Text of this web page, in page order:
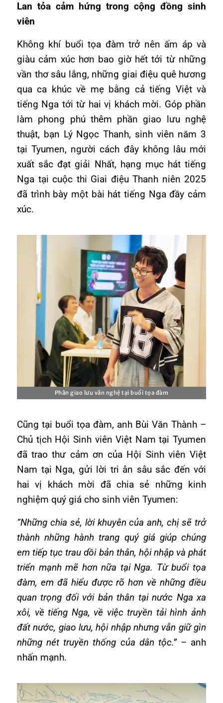
Lan tỏa cảm hứng trong cộng đồng sinh
viên
Không khí buổi tọa đàm trở nên ấm áp và
giàu cảm xúc hơn bao giờ hết tới từ những
vần thơ sâu lắng, những giai điệu quê hương
qua ca khúc về mẹ bằng cả tiếng Việt và
tiếng Nga tới từ hai vị khách mời. Góp phần
làm phong phú thêm phần giao lưu nghệ
thuật, bạn Lý Ngọc Thanh, sinh viên năm 3
tại Tyumen, người cách đây không lâu mới
xuất sắc đạt giải Nhất, hạng mục hát tiếng
Nga tại cuộc thi Giai điệu Thanh niên 2025
đã trình bày một bài hát tiếng Nga đầy cảm
xúc.
Phân giao lưu văn nghệ tại buổi tọa đàm
Cũng tại buổi tọa đàm, anh Bùi Văn Thành –
Chủ tịch Hội Sinh viên Việt Nam tại Tyumen
đã trao thư cảm ơn của Hội Sinh viên Việt
Nam tại Nga, gửi lời tri ân sâu sắc đến với
hai vị khách mời đã chia sẻ những kinh
nghiệm quý giá cho sinh viên Tyumen:
“Những chia sẻ, lời khuyên của anh, chị sẽ trở
thành những hành trang quý giá giúp chúng
em tiếp tục trau dồi bản thân, hội nhập và phát
triển mạnh mẽ hơn nữa tại Nga. Từ buổi tọa
đàm, em đã hiểu được rõ hơn về những điều
quan trọng đối với bản thân tại nước Nga xa
xôi, về tiếng Nga, về việc truyền tải hình ảnh
đất nước, giao lưu, hội nhập nhưng vẫn giữ gìn
những nét truyền thống của dân tộc.” – anh
nhấn mạnh.